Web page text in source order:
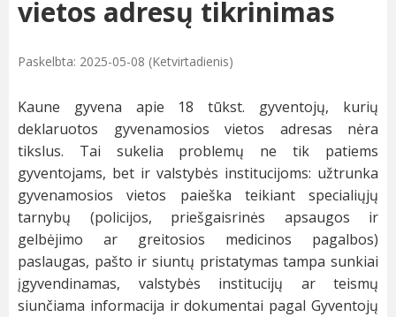
vietos adresų tikrinimas
Paskelbta: 2025-05-08 (Ketvirtadienis)
Kaune gyvena apie 18 tūkst. gyventojų, kurių
deklaruotos gyvenamosios vietos adresas nėra
tikslus. Tai sukelia problemų ne tik patiems
gyventojams, bet ir valstybės institucijoms: užtrunka
gyvenamosios vietos paieška teikiant specialiųjų
tarnybų (policijos, priešgaisrinės apsaugos ir
gelbėjimo ar greitosios medicinos pagalbos)
paslaugas, pašto ir siuntų pristatymas tampa sunkiai
įgyvendinamas, valstybės institucijų ar teismų
siunčiama informacija ir dokumentai pagal Gyventojų